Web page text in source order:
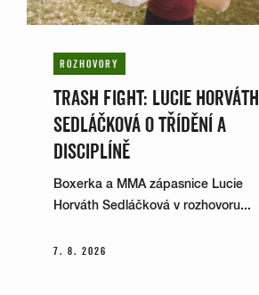
ROZHOVORY
TRASH FIGHT: LUCIE HORVÁTH
SEDLÁČKOVÁ O TŘÍDĚNÍ A
DISCIPLÍNĚ
Boxerka a MMA zápasnice Lucie
Horváth Sedláčková v rozhovoru...
7. 8. 2026